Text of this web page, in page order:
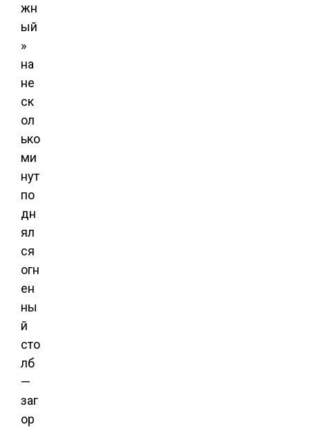
жн
ый
»
на
не
ск
ол
ько
ми
нут
по
дн
ял
ся
огн
ен
ны
й
сто
лб
—
заг
ор